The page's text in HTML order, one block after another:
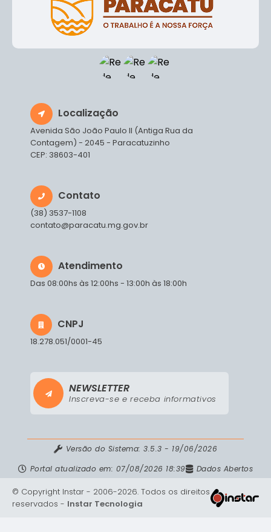
Localização
Avenida São João Paulo II (Antiga Rua da
Contagem) - 2045 - Paracatuzinho
CEP: 38603-401
Contato
(38) 3537-1108
contato@paracatu.mg.gov.br
Atendimento
Das 08:00hs às 12:00hs - 13:00h às 18:00h
CNPJ
18.278.051/0001-45
NEWSLETTER
Inscreva-se e receba informativos
Versão do Sistema:3.5.3 - 19/06/2026
Portal atualizado em: 07/08/2026 18:39 Dados Abertos
© Copyright Instar - 2006-2026. Todos os direitos
reservados - Instar Tecnologia